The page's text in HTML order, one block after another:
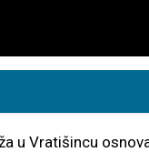
u Vratišincu